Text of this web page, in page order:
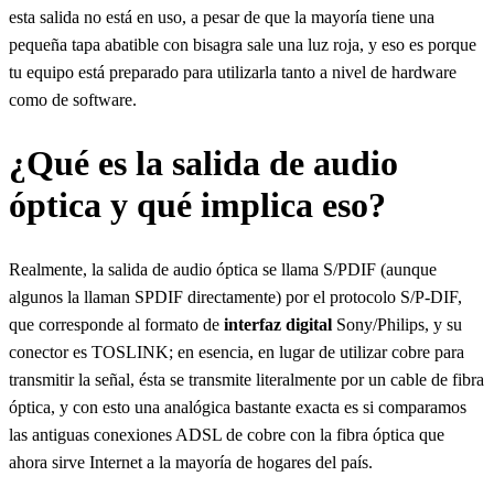
esta salida no está en uso, a pesar de que la mayoría tiene una
pequeña tapa abatible con bisagra sale una luz roja, y eso es porque
tu equipo está preparado para utilizarla tanto a nivel de hardware
como de software.
¿Qué es la salida de audio
óptica y qué implica eso?
Realmente, la salida de audio óptica se llama S/PDIF (aunque
algunos la llaman SPDIF directamente) por el protocolo S/P-DIF,
que corresponde al formato de interfaz digital Sony/Philips, y su
conector es TOSLINK; en esencia, en lugar de utilizar cobre para
transmitir la señal, ésta se transmite literalmente por un cable de fibra
óptica, y con esto una analógica bastante exacta es si comparamos
las antiguas conexiones ADSL de cobre con la fibra óptica que
ahora sirve Internet a la mayoría de hogares del país.